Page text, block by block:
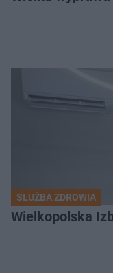
SŁUŻBA ZDROWIA
Wielkopolska